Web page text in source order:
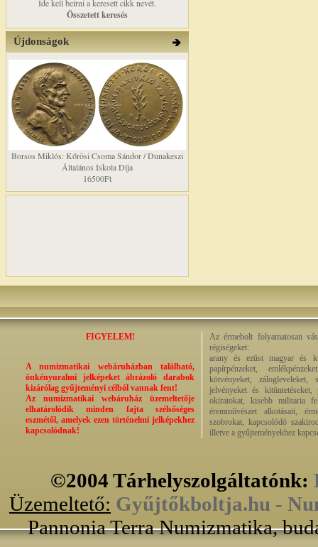
Ide kell beírni a keresett cikk nevét.
Összetett keresés
Újdonságok
Borsos Miklós: Kőrösi Csoma Sándor / Dunakeszi
Általános Iskola Díja
16500Ft
FIGYELEM!
A numizmatikai webáruházban található,
önkényuralmi jelképeket ábrázoló darabok
kizárólag gyűjteményi célból vannak fent!
Az numizmatikai webáruház üzemeltetője
elhatárolódik minden fajta szélsőséges
eszmétől, amelyek ezen történelmi jelképekhez
kapcsolódnak!
Az érmebolt folyamatosan
régiségeket:
arany és ezüst magyar és
papírpénzeket,
kötvényeket,
jelvényeket és kitüntetéseket,
okiratokat, kisebb militaria
éremművészet alkotásait,
szobrokat, kapcsolódó
illetve a gyűjteményekhez
©2004 Tárhelyszolgáltatónk:
Üzemeltető: Gyűjtőkboltja.hu -
Pannonia Terra Numizmatika,